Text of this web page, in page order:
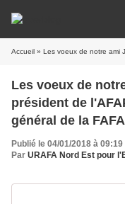
Accueil » Les voeux de notre ami Jacques
Les voeux de
président de
général de la
Publié le 04/01/2018 à 09:19
Par URAFA Nord Est pour